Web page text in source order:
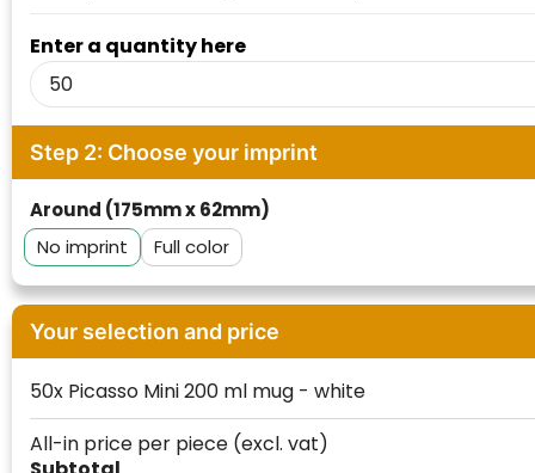
Enter a quantity here
Step 2: Choose your imprint
Around (175mm x 62mm)
No imprint
Full color
Your selection and price
50x Picasso Mini 200 ml mug - white
All-in price per piece (excl. vat)
Klantenbeoordelingen laten zien hoe een
website in het algemeen aan de behoeften
van klanten voldoet.
beoordelingsplatforms om
websitebezoekers toegang te geven tot
echte, geverifieerde beoordelingen op één
Trustindex meet voortdurend de
klanttevredenheid op basis van